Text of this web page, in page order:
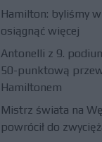
Hamilton: byliśmy
osiągnąć więcej
Antonelli z 9.
50-punktową
Hamiltonem
Mistrz świata na
powrócił do